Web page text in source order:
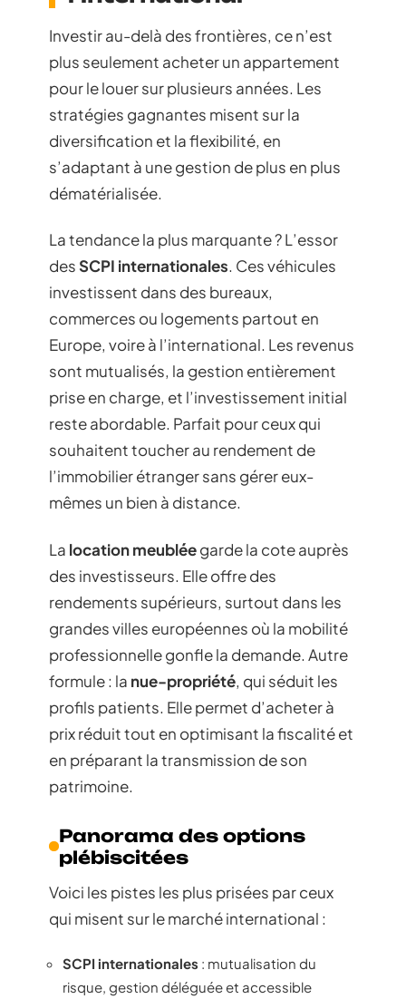
Investir au-delà des frontières, ce n’est
plus seulement acheter un appartement
pour le louer sur plusieurs années. Les
stratégies gagnantes misent sur la
diversification et la flexibilité, en
s’adaptant à une gestion de plus en plus
dématérialisée.
La tendance la plus marquante ? L’essor
des SCPI internationales. Ces véhicules
investissent dans des bureaux,
commerces ou logements partout en
Europe, voire à l’international. Les revenus
sont mutualisés, la gestion entièrement
prise en charge, et l’investissement initial
reste abordable. Parfait pour ceux qui
souhaitent toucher au rendement de
l’immobilier étranger sans gérer eux-
mêmes un bien à distance.
La location meubléegarde la cote auprès
des investisseurs. Elle offre des
rendements supérieurs, surtout dans les
grandes villes européennes où la mobilité
professionnelle gonfle la demande. Autre
formule : la nue-propriété, qui séduit les
profils patients. Elle permet d’acheter à
prix réduit tout en optimisant la fiscalité et
en préparant la transmission de son
patrimoine.
Panorama des options
plébiscitées
Voici les pistes les plus prisées par ceux
qui misent sur le marché international :
SCPI internationales : mutualisation du
risque, gestion déléguée et accessible